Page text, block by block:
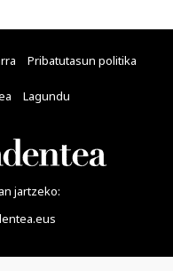
Pribatutasun politika
Lagundu
jartzeko: